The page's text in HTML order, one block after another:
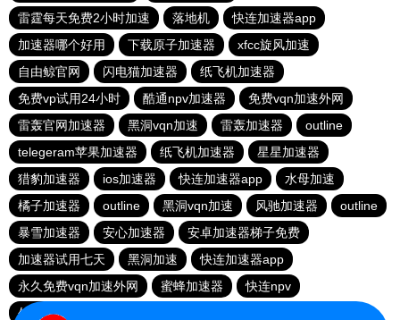
雷霆每天免费2小时加速
落地机
快连加速器app
加速器哪个好用
下载原子加速器
xfcc旋风加速
自由鲸官网
闪电猫加速器
纸飞机加速器
免费vp试用24小时
酷通npv加速器
免费vqn加速外网
雷轰官网加速器
黑洞vqn加速 雷轰加速器
outline
telegeram苹果加速器
纸飞机加速器
星星加速器
猎豹加速器
ios加速器 快连加速器app
水母加速
橘子加速器
outline 黑洞vqn加速 风驰加速器
outline
暴雪加速器
安心加速器
安卓加速器梯子免费
加速器试用七天
黑洞加速
快连加速器app
永久免费vqn加速外网
蜜蜂加速器
快连npv
外网加速免费软件